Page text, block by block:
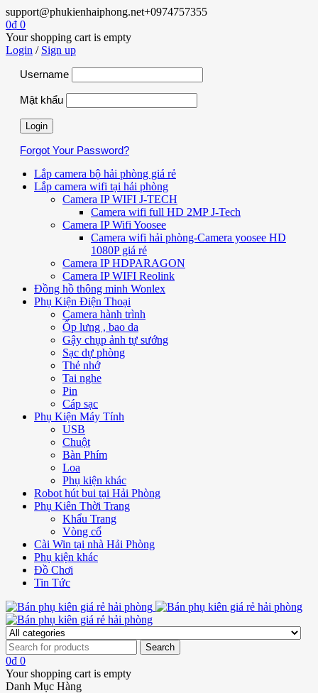
support@phukienhaiphong.net+0974757355
0₫ 0
Your shopping cart is empty
Login / Sign up
Username
Mật khẩu
Forgot Your Password?
Lắp camera bộ hải phòng giá rẻ
Lắp camera wifi tại hải phòng
Camera IP WIFI J-TECH
Camera wifi full HD 2MP J-Tech
Camera IP Wifi Yoosee
Camera wifi hải phòng-Camera yoosee HD
1080P giá rẻ
Camera IP HDPARAGON
Camera IP WIFI Reolink
Đồng hồ thông minh Wonlex
Phụ Kiện Điện Thoại
Camera hành trình
Ốp lưng , bao da
Gậy chụp ảnh tự sướng
Sạc dự phòng
Thẻ nhớ
Tai nghe
Pin
Cáp sạc
Phụ Kiện Máy Tính
USB
Chuột
Bàn Phím
Loa
Phụ kiện khác
Robot hút bui tại Hải Phòng
Phụ Kiên Thời Trang
Khẩu Trang
Vòng cổ
Cài Win tại nhà Hải Phòng
Phụ kiện khác
Đồ Chơi
Tin Tức
0₫ 0
Your shopping cart is empty
Danh Mục Hàng